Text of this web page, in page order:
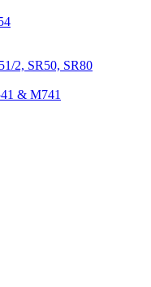
2, SR50, SR80
& M741